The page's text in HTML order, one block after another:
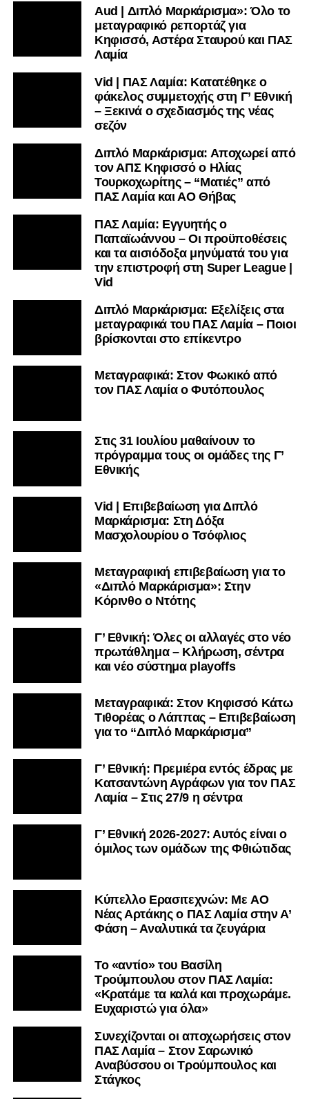
Aud | Διπλό Μαρκάρισμα»: Όλο το
μεταγραφικό ρεπορτάζ για
Κηφισσό, Αστέρα Σταυρού και ΠΑΣ
Λαμία
Vid | ΠΑΣ Λαμία: Κατατέθηκε ο
φάκελος συμμετοχής στη Γ’ Εθνική
– Ξεκινά ο σχεδιασμός της νέας
σεζόν
Διπλό Μαρκάρισμα: Αποχωρεί από
τον ΑΠΣ Κηφισσό ο Ηλίας
Τουρκοχωρίτης – “Ματιές” από
ΠΑΣ Λαμία και ΑΟ Θήβας
ΠΑΣ Λαμία: Εγγυητής ο
Παπαϊωάννου – Οι προϋποθέσεις
και τα αισιόδοξα μηνύματά του για
την επιστροφή στη Super League |
Vid
Διπλό Μαρκάρισμα: Εξελίξεις στα
μεταγραφικά του ΠΑΣ Λαμία – Ποιοι
βρίσκονται στο επίκεντρο
Μεταγραφικά: Στον Φωκικό από
τον ΠΑΣ Λαμία ο Φυτόπουλος
Στις 31 Ιουλίου μαθαίνουν το
πρόγραμμα τους οι ομάδες της Γ’
Εθνικής
Vid | Επιβεβαίωση για Διπλό
Μαρκάρισμα: Στη Δόξα
Μασχολουρίου ο Τσόφλιος
Μεταγραφική επιβεβαίωση για το
«Διπλό Μαρκάρισμα»: Στην
Κόρινθο ο Ντότης
Γ’ Εθνική: Όλες οι αλλαγές στο νέο
πρωτάθλημα – Κλήρωση, σέντρα
και νέο σύστημα playoffs
Μεταγραφικά: Στον Κηφισσό Κάτω
Τιθορέας ο Λάππας – Επιβεβαίωση
για το “Διπλό Μαρκάρισμα”
Γ’ Εθνική: Πρεμιέρα εντός έδρας με
Κατσαντώνη Αγράφων για τον ΠΑΣ
Λαμία – Στις 27/9 η σέντρα
Γ’ Εθνική 2026-2027: Αυτός είναι ο
όμιλος των ομάδων της Φθιώτιδας
Kύπελλο Ερασιτεχνών: Με AO
Nέας Αρτάκης ο ΠΑΣ Λαμία στην Α’
Φάση – Αναλυτικά τα ζευγάρια
Το «αντίο» του Βασίλη
Τρούμπουλου στον ΠΑΣ Λαμία:
«Κρατάμε τα καλά και προχωράμε.
Ευχαριστώ για όλα»
Συνεχίζονται οι αποχωρήσεις στον
ΠΑΣ Λαμία – Στον Σαρωνικό
Αναβύσσου οι Τρούμπουλος και
Στάγκος